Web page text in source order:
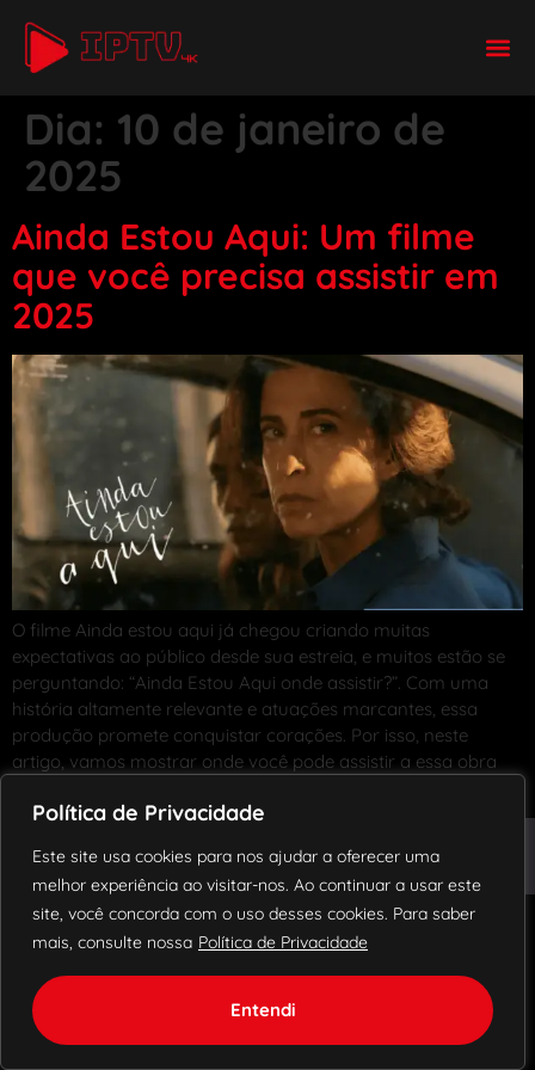
Política de Privacidade
Este site usa cookies para nos ajudar a oferecer uma
melhor experiência ao visitar-nos. Ao continuar a usar este
site, você concorda com o uso desses cookies. Para saber
mais, consulte nossa Política de Privacidade
Entendi
Dia: 10 de janeiro de
2025
Ainda Estou Aqui: Um filme
que você precisa assistir em
2025
O filme Ainda estou aqui já chegou criando muitas
expectativas ao público desde sua estreia, e muitos estão se
perguntando: “Ainda Estou Aqui onde assistir?”. Com uma
história altamente relevante e atuações marcantes, essa
produção promete conquistar corações. Por isso, neste
artigo, vamos mostrar onde você pode assistir a essa obra
BlogPolítica de PrivacidadeContato